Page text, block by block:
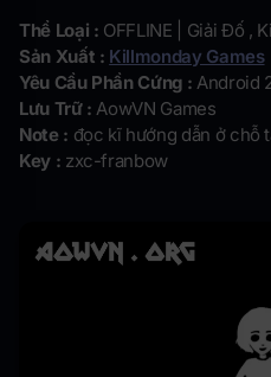
Thể Loại : OFFLINE | Giải Đố ,
Sản Xuất : Killmonday Games
Yêu Cầu Phần Cứng : Android
Lưu Trữ :AowVN Games
Note : đọc kĩ hướng dẫn ở chỗ
Key : zxc-franbow